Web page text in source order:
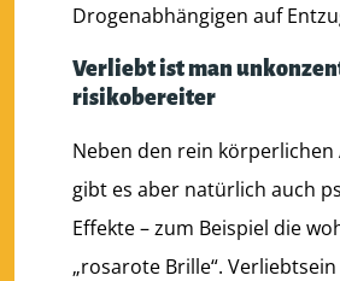
Drogenabhängigen auf
Verliebt ist man
risikobereiter
Neben den rein körperlichen
gibt es aber natürlich auch
Effekte – zum Beispiel die
„rosarote Brille“.